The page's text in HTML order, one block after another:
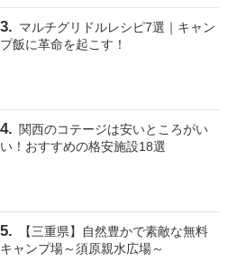
マルチグリドルレシピ7選｜キャン
プ飯に革命を起こす！
関西のコテージは安いところがい
い！おすすめの格安施設18選
【三重県】自然豊かで素敵な無料
キャンプ場～須原親水広場～